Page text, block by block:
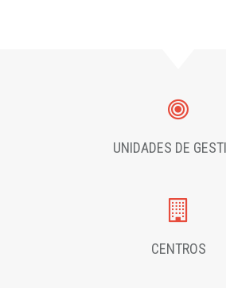
UNIDADES DE
CENTROS